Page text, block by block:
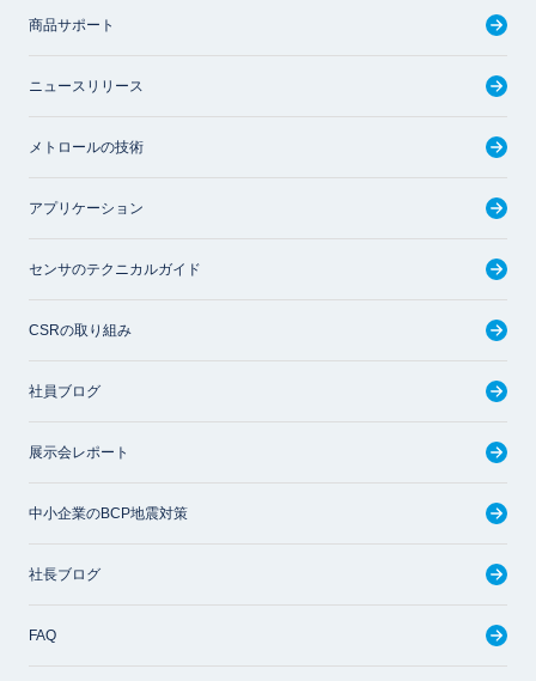
商品サポート
ニュースリリース
メトロールの技術
アプリケーション
センサのテクニカルガイド
CSRの取り組み
社員ブログ
展示会レポート
中小企業のBCP地震対策
社長ブログ
FAQ